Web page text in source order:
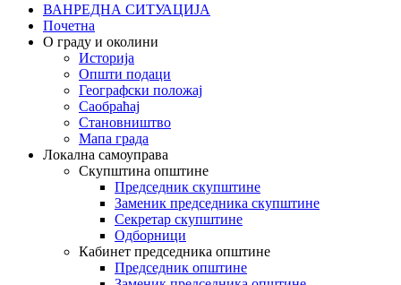
ВАНРЕДНА СИТУАЦИЈА
Почетна
О граду и околини
Историја
Општи подаци
Географски положај
Саобраћај
Становништво
Мапа града
Локална самоуправа
Скупштина општине
Председник скупштине
Заменик председника скупштине
Секретар скупштине
Одборници
Кабинет председника општине
Председник општине